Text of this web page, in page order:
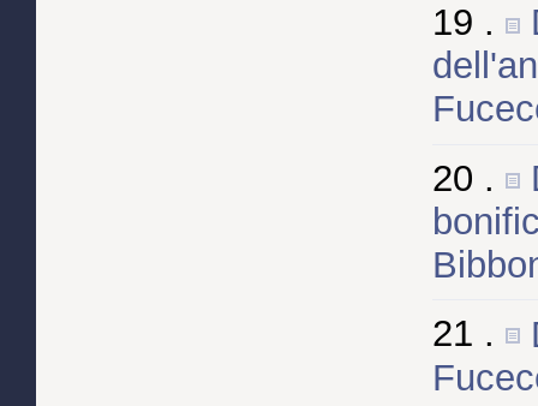
19 .
20 .
21 .